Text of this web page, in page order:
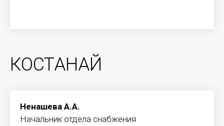
КОСТАНАЙ
Ненашева А.А.
Начальник отдела снабжения